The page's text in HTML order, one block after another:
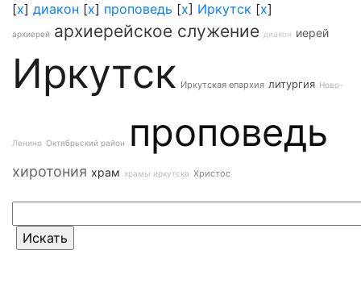
[x] диакон [x] проповедь [x] Иркутск [x]
архиерей архиерейское служение диакон иерей
Иркутск Иркутская епархия литургия Ново-
Ленино Октябрьский район проповедь
хиротония храм храмы иркутска Христос